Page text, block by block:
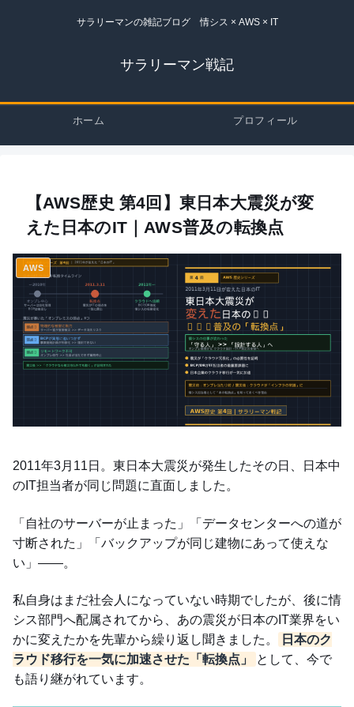
サラリーマンの雑記ブログ 情シス × AWS × IT
サラリーマン戦記
ホーム プロフィール
【AWS歴史 第4回】東日本大震災が変
えた日本のIT｜AWS普及の転換点
AWS
2011年3月11日。東日本大震災が発生したその日、日本中
のIT担当者が同じ問題に直面しました。
「自社のサーバーが止まった」「データセンターへの道が
寸断された」「バックアップが同じ建物にあって使えな
い」——。
私自身はまだ社会人になっていない時期でしたが、後に情
シス部門へ配属されてから、あの震災が日本のIT業界をい
かに変えたかを先輩から繰り返し聞きました。
日本のク
ラウド移行を一気に加速させた「転換点」
として、今で
も語り継がれています。